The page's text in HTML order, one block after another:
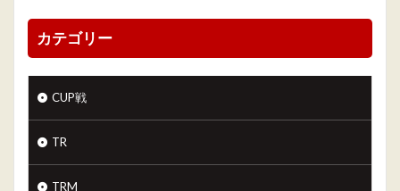
カテゴリー
CUP戦
TR
TRM